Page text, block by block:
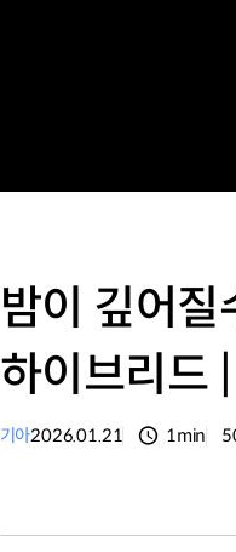
밤이 깊어질
하이브리
기아2026.01.21 1min